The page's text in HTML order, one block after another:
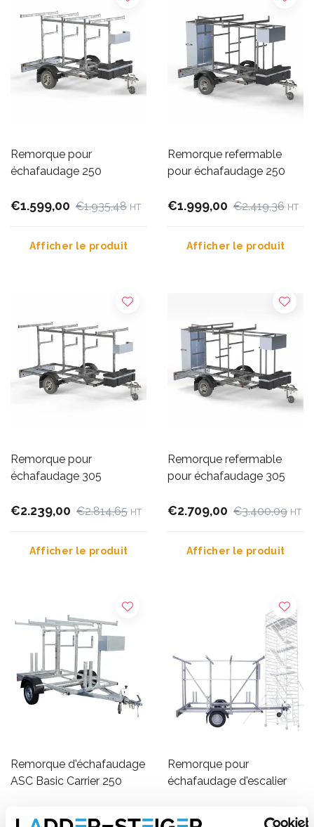
Remorque pour
échafaudage 250
€1.599,00 €1.935,48 HT
Afficher le produit
Remorque refermable
pour échafaudage 250
€1.999,00 €2.419,36 HT
Afficher le produit
Remorque pour
échafaudage 305
€2.239,00 €2.814,65 HT
Afficher le produit
Remorque refermable
pour échafaudage 305
€2.709,00 €3.400,09 HT
Afficher le produit
Remorque d'échafaudage
ASC Basic Carrier 250
€1.699,00 €2.129,03 HT
Remorque pour
échafaudage d'escalier
€2.689,00 €3.463,76 HT